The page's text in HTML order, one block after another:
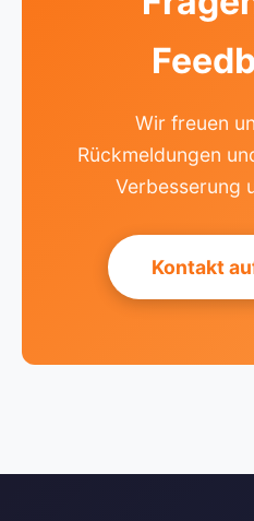
Wir freuen
Rückmeldungen
Verbesserung
Kontakt